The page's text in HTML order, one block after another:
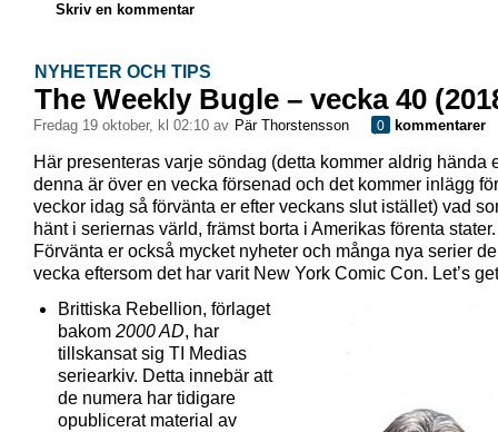
Skriv en kommentar
NYHETER OCH TIPS
The Weekly Bugle – vecka 40
fredag 19 oktober, kl 02:10 av Pär Thorstensson 0 kommentarer
Här presenteras varje söndag (detta kommer aldrig hända
denna är över en vecka försenad och det kommer inlägg
veckor idag så förvänta er efter veckans slut istället) vad
hänt i seriernas värld, främst borta i Amerikas förenta stater.
Förvänta er också mycket nyheter och många nya serier
vecka eftersom det har varit New York Comic Con. Let’s
Brittiska Rebellion, förlaget
bakom 2000 AD, har
tillskansat sig TI Medias
seriearkiv. Detta innebär att
de numera har tidigare
opublicerat material av